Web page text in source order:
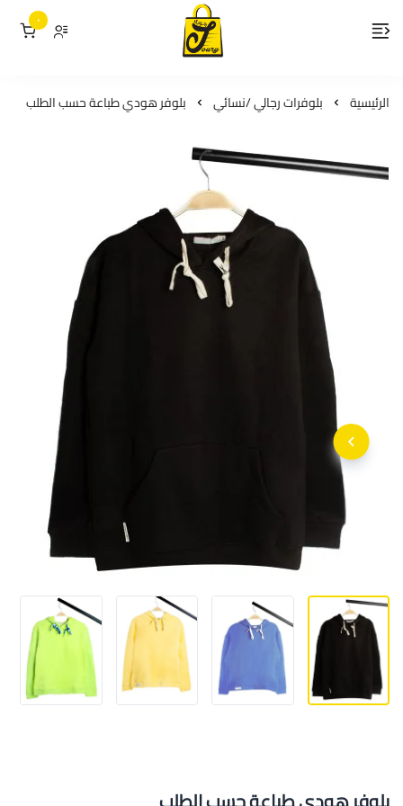
لمسات جوري
٠
الرئيسية بلوفرات رجالي /نسائي بلوفر هودي طباعة حسب الطلب